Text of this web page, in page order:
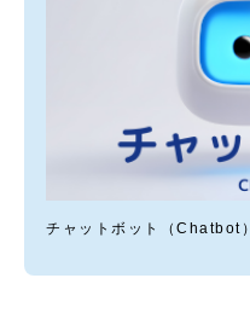
チャットボット（Chatbot）